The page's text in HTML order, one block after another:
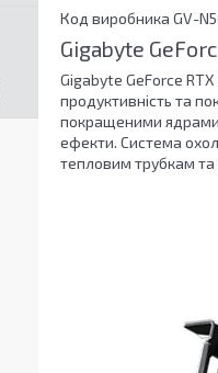
Код виробника GV-
Gigabyte
Gigabyte GeForce
продуктивність та
покращеними ядрами
ефекти. Система
тепловим трубкам